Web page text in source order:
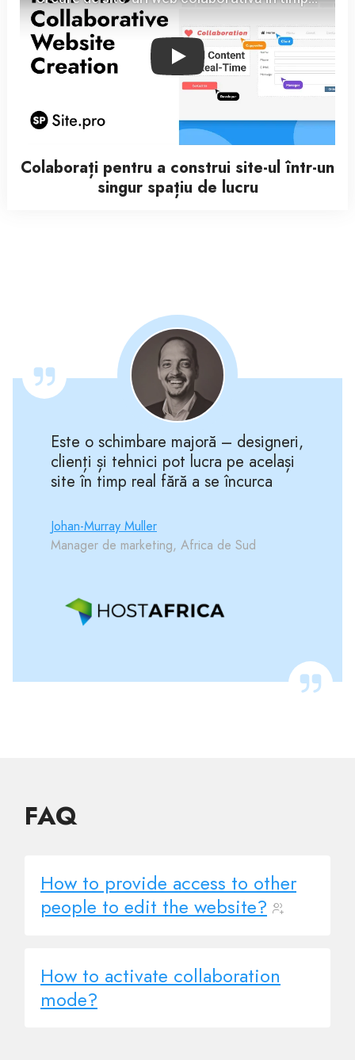
Play
Colaborați pentru a construi site-ul într-un
singur spațiu de lucru
Este o schimbare majoră – designeri,
clienți și tehnici pot lucra pe același
site în timp real fără a se încurca
Johan-Murray Muller
Manager de marketing, Africa de Sud
FAQ
How to provide access to other
people to edit the website?
How to activate collaboration
mode?